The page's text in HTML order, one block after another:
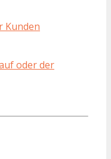
Kunden
oder der